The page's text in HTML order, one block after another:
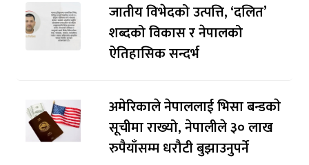
जातीय विभेदको उत्पत्ति, ‘दलित’
शब्दको विकास र नेपालको
ऐतिहासिक सन्दर्भ
अमेरिकाले नेपाललाई भिसा बन्डकाे
सूचीमा राख्यो, नेपालीले ३० लाख
रुपैयाँसम्म धरौटी बुझाउनुपर्ने